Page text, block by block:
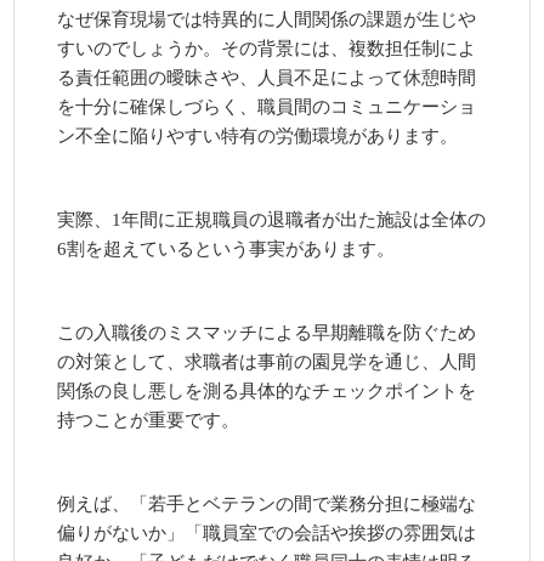
なぜ保育現場では特異的に人間関係の課題が生じや
すいのでしょうか。その背景には、複数担任制によ
る責任範囲の曖昧さや、人員不足によって休憩時間
を十分に確保しづらく、職員間のコミュニケーショ
ン不全に陥りやすい特有の労働環境があります。
実際、1年間に正規職員の退職者が出た施設は全体の
6割を超えているという事実があります。
この入職後のミスマッチによる早期離職を防ぐため
の対策として、求職者は事前の園見学を通じ、人間
関係の良し悪しを測る具体的なチェックポイントを
持つことが重要です。
例えば、「若手とベテランの間で業務分担に極端な
偏りがないか」「職員室での会話や挨拶の雰囲気は